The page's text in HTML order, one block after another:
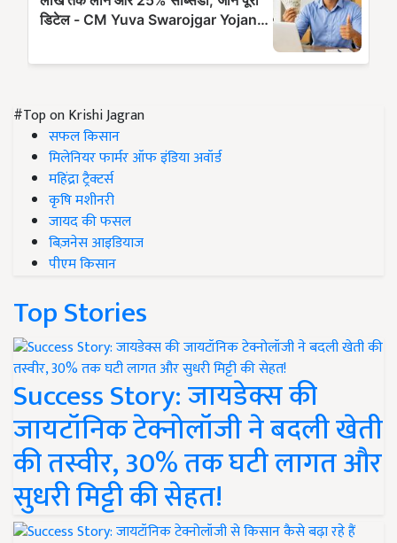
#Top on Krishi Jagran
सफल किसान
मिलेनियर फार्मर ऑफ इंडिया अवॉर्ड
महिंद्रा ट्रैक्टर्स
कृषि मशीनरी
जायद की फसल
बिज़नेस आइडियाज
पीएम किसान
Top Stories
Success Story: जायडेक्स की
जायटॉनिक टेक्नोलॉजी ने बदली खेती
की तस्वीर, 30% तक घटी लागत और
सुधरी मिट्टी की सेहत!